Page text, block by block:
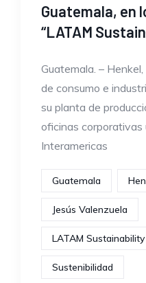
Guatemala, en
“LATAM
Guatemala. –
de consumo e
su planta de
oficinas corporativas
Interamericas
Guatemala
Jesús Valenzuela
LATAM
Sustenibilidad